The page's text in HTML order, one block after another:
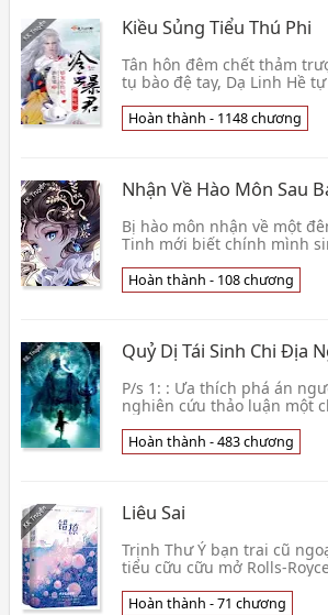
Kiều Sủng Tiểu Thú Phi
Tân hôn đêm chết thảm
tụ bào đệ tay, Dạ Linh Hề
👦 Đàm Đài Kính
Hoàn thành - 1148 chương
Nhận Về Hào Môn Sau
Bị hào môn nhận về một
Tinh mới biết chính mình
khi sống lạ👦 Lăng Độ
Hoàn thành - 108 chương
Quỷ Dị Tái Sinh Chi Địa
P/s 1: : Ưa thích phá án
nghiên cứu thảo luận một
luận một ch👦 Richard
Hoàn thành - 483 chương
Liêu Sai
Trịnh Thư Ý bạn trai cũ
tiểu cữu cữu mở Rolls-
👦 Kiều Dao
Hoàn thành - 71 chương